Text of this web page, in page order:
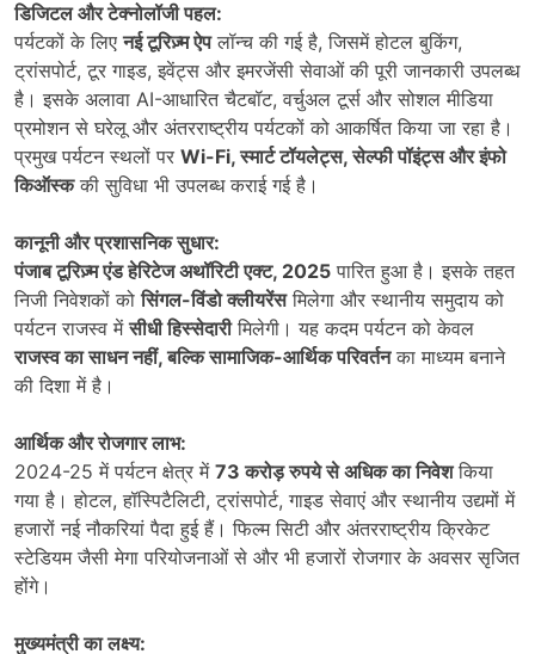
डिजिटल और टेक्नोलॉजी पहल:
पर्यटकों के लिएनई टूरिज़्म ऐपलॉन्च की गई है, जिसमें होटल बुकिंग,
ट्रांसपोर्ट, टूर गाइड, इवेंट्स और इमरजेंसी सेवाओं की पूरी जानकारी उपलब्ध
है। इसके अलावा AI-आधारित चैटबॉट, वर्चुअल टूर्स और सोशल मीडिया
प्रमोशन से घरेलू और अंतरराष्ट्रीय पर्यटकों को आकर्षित किया जा रहा है।
प्रमुख पर्यटन स्थलों पर Wi-Fi,स्मार्ट टॉयलेट्स,सेल्फी पॉइंट्स और इंफो
किऑस्ककी सुविधा भी उपलब्ध कराई गई है।
कानूनी और प्रशासनिक सुधार:
पंजाब टूरिज़्म एंड हेरिटेज अथॉरिटी एक्ट, 2025 पारित हुआ है। इसके तहत
निजी निवेशकों कोसिंगल-विंडो क्लीयरेंसमिलेगा और स्थानीय समुदाय को
पर्यटन राजस्व मेंसीधी हिस्सेदारीमिलेगी। यह कदम पर्यटन को केवल
राजस्व का साधन नहीं,बल्कि सामाजिक-आर्थिक परिवर्तनका माध्यम बनाने
की दिशा में है।
आर्थिक और रोजगार लाभ:
2024-25 में पर्यटन क्षेत्र में 73करोड़ रुपये से अधिक का निवेशकिया
गया है। होटल, हॉस्पिटैलिटी, ट्रांसपोर्ट, गाइड सेवाएं और स्थानीय उद्यमों में
हजारों नई नौकरियां पैदा हुई हैं। फिल्म सिटी और अंतरराष्ट्रीय क्रिकेट
स्टेडियम जैसी मेगा परियोजनाओं से और भी हजारों रोजगार के अवसर सृजित
होंगे।
मुख्यमंत्री का लक्ष्य: